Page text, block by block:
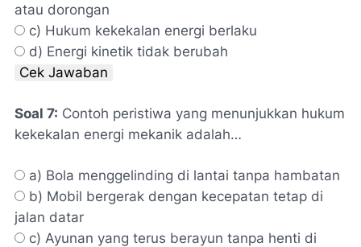
atau dorongan
c) Hukum kekekalan energi berlaku
d) Energi kinetik tidak berubah
Cek Jawaban
Soal 7: Contoh peristiwa yang menunjukkan hukum
kekekalan energi mekanik adalah…
a) Bola menggelinding di lantai tanpa hambatan
b) Mobil bergerak dengan kecepatan tetap di
jalan datar
c) Ayunan yang terus berayun tanpa henti di